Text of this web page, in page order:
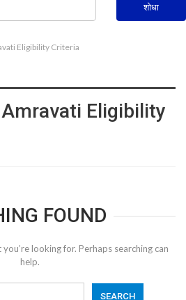
Eligibility Criteria
Eligibility
FOUND
looking for. Perhaps searching can
help.